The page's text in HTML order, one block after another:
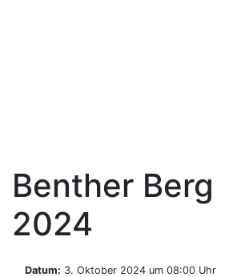
Benther Berg
2024
Datum: 3. Oktober 2024 um 08:00 Uhr